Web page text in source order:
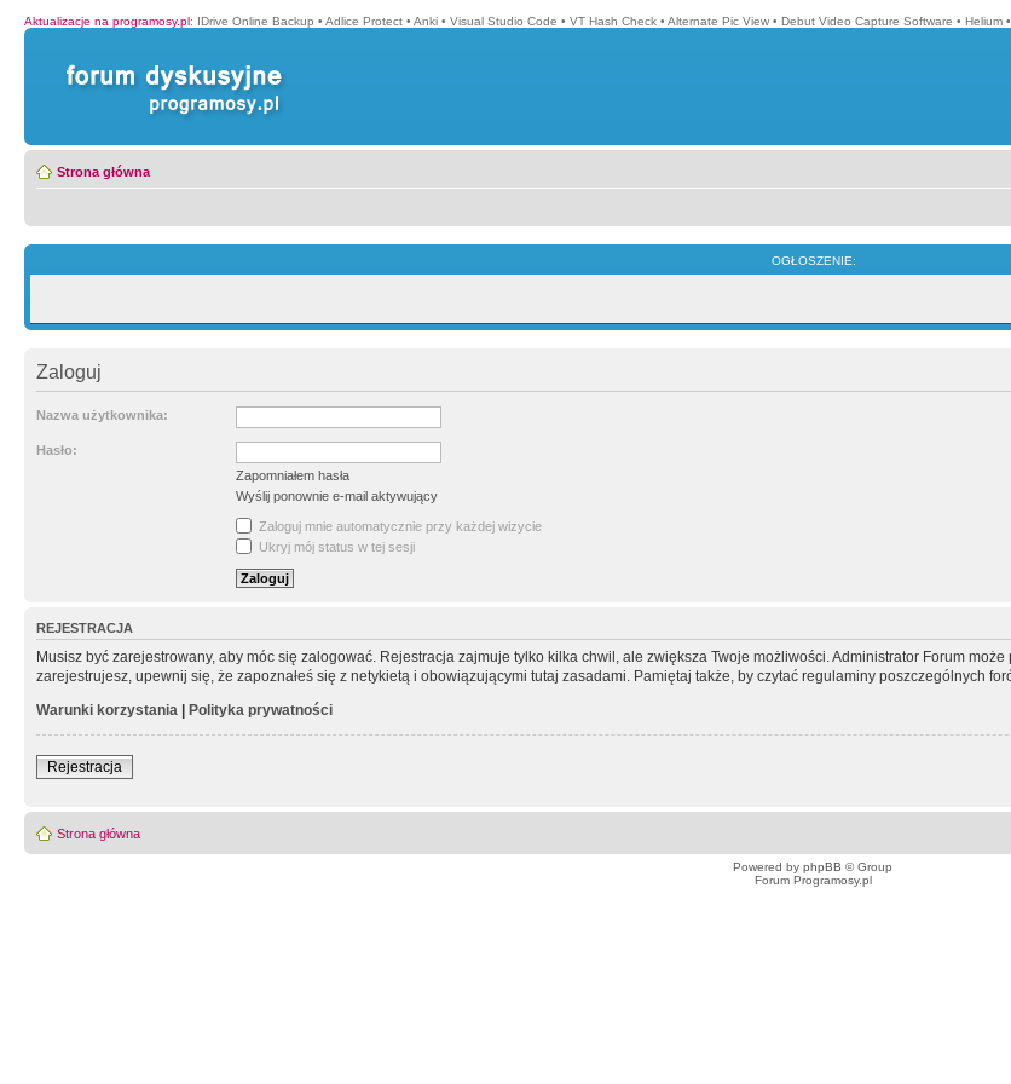
Aktualizacje na programosy.pl: IDrive Online Backup • Adlice Protect • Anki • Visual Studio Code • VT Hash Check • Alternate Pic View • Debut Video Capture Software • Helium •
Strona główna
OGŁOSZENIE:
Zaloguj
Nazwa użytkownika:
Hasło:
Zapomniałem hasła
Wyślij ponownie e-mail aktywujący
Zaloguj mnie automatycznie przy każdej wizycie
Ukryj mój status w tej sesji
REJESTRACJA
Musisz być zarejestrowany, aby móc się zalogować. Rejestracja zajmuje tylko kilka chwil, ale zwiększa Twoje możliwości. Administrator Forum
zarejestrujesz, upewnij się, że zapoznałeś się z netykietą i obowiązującymi tutaj zasadami. Pamiętaj także, by czytać regulaminy poszczególnych
Warunki korzystania | Polityka prywatności
Rejestracja
Strona główna
Powered by phpBB © Group
Forum Programosy.pl